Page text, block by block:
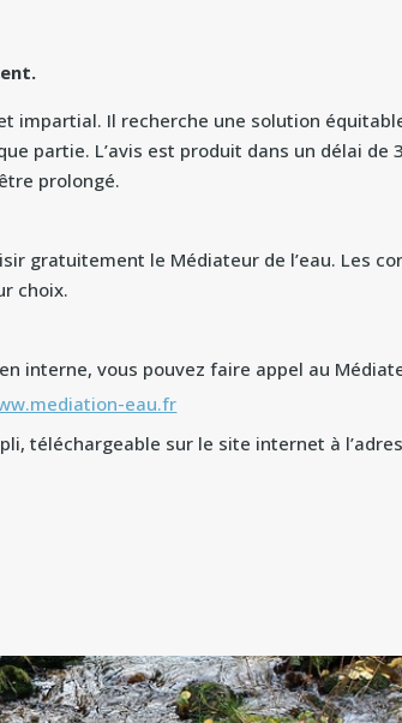
impartial. Il recherche une solution
partie. L’avis est produit dans un délai
prolongé.
gratuitement le Médiateur de l’eau. Les
choix.
interne, vous pouvez faire appel au
eau.fr
téléchargeable sur le site internet à